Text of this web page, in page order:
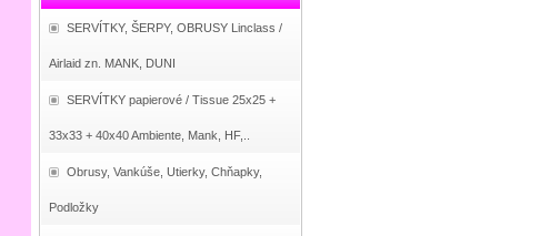
SERVÍTKY, ŠERPY, OBRUSY Linclass /
Airlaid zn. MANK, DUNI
SERVÍTKY papierové / Tissue 25x25 +
33x33 + 40x40 Ambiente, Mank, HF,..
Obrusy, Vankúše, Utierky, Chňapky,
Podložky